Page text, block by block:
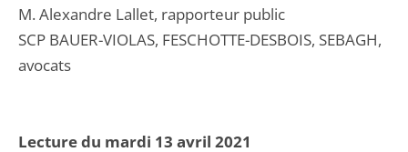
M. Alexandre Lallet, rapporteur public
SCP BAUER-VIOLAS, FESCHOTTE-DESBOIS, SEBAGH,
avocats
Lecture du mardi 13 avril 2021